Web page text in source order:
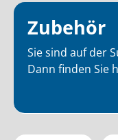
Zubehör
Sie sind auf der
Dann finden Sie